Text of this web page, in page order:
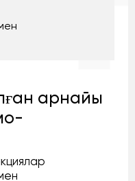
арнайы